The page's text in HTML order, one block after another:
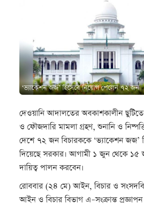
‘ভ্যাকেশন জজ’ হিসেবে নিয়োগ পেলেন ৭২ জন
দেওয়ানি আদালতের অবকাশকালীন
ও ফৌজদারি মামলা গ্রহণ, শুনানি ও
দেশে ৭২ জন বিচারককে ‘ভ্যাকেশন জজ’
দিয়েছে সরকার। আগামী ১ জুন থেকে ১৫
দায়িত্ব পালন করবেন।
রোববার (২৪ মে) আইন, বিচার ও
আইন ও বিচার বিভাগ এ–সংক্রান্ত